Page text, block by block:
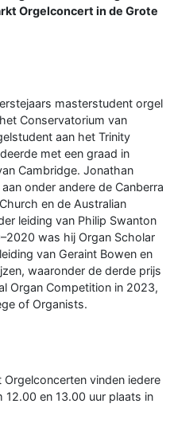
Orgelconcert in de Grote
masterstudent orgel
Conservatorium van
aan het Trinity
met een graad in
Cambridge. Jonathan
onder andere de Canberra
en de Australian
leiding van Philip Swanton
was hij Organ Scholar
van Geraint Bowen en
waaronder de derde prijs
Organ Competition in 2023,
of Organists.
vinden iedere
en 13.00 uur plaats in